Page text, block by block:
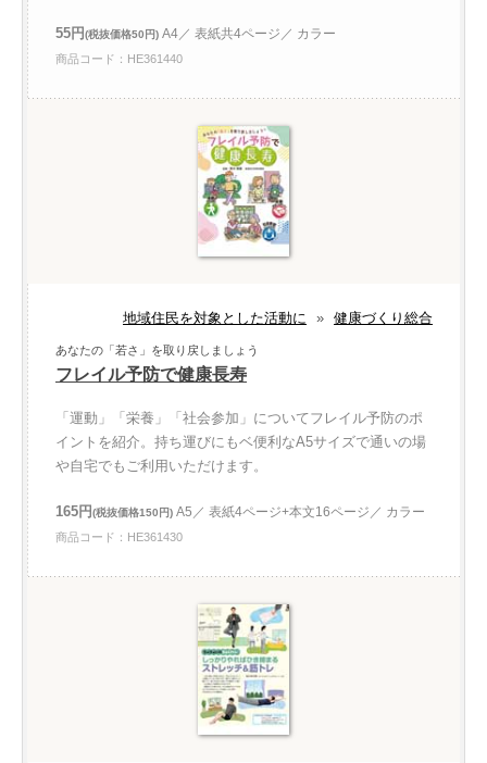
55円(税抜価格50円) A4／ 表紙共4ページ／ カラー
商品コード：HE361440
地域住民を対象とした活動に » 健康づくり総合
あなたの「若さ」を取り戻しましょう
フレイル予防で健康長寿
「運動」「栄養」「社会参加」についてフレイル予防のポ
イントを紹介。持ち運びにもベ便利なA5サイズで通いの場
や自宅でもご利用いただけます。
165円(税抜価格150円) A5／ 表紙4ページ+本文16ページ／ カラー
商品コード：HE361430